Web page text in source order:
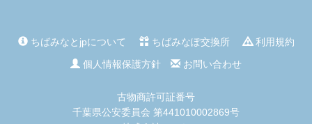
ちばみなとjpについて ちばみなぽ交換所
利用規約
個人情報保護方針
お問い合わせ
古物商許可証番号
千葉県公安委員会 第441010002869号